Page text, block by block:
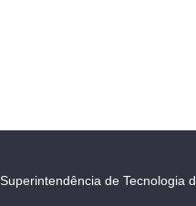
Superintendência de Tecnologia